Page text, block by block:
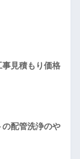
事見積もり価格
配管洗浄のや